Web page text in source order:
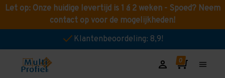
Let op: Onze huidige levertijd is 1 á 2 weken - Spoed? Neem
contact op voor de mogelijkheden!
Klantenbeoordeling: 8,9!